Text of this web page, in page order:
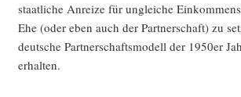
staat­li­che Anrei­ze für unglei­che
Ehe (oder eben auch der Part­ner­schaft) zu
deut­sche Part­ner­schafts­mo­dell der 1950er
erhalten.